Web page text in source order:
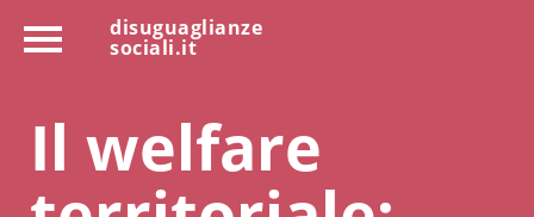
disuguaglianze
sociali.it
Il welfare